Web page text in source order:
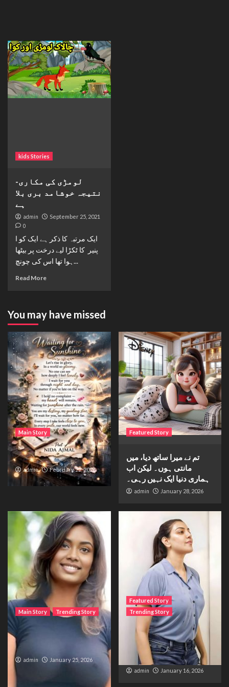
kids Stories
لومڑی کی مکاری-
نتیجہ خوشامد بری بلا
ہے
admin September 25, 2021
0
ایک مرتبہ کا ذکر ہے ایک کو ا
پنیر کا ٹکڑا لیے درخت پر بیٹھا
ہوا تھا اس کی چونچ...
Read More
You may have missed
Main Story
Waiting for sunshine
admin February 22, 2026
Featured Story
تم نے میرا ساتھ دیا، میں
مانتی ہوں۔ لیکن اب
ہماری دنیا ایک نہیں رہی۔
admin January 28, 2026
Main Story Trending Story
The Bride from the
Accident
admin January 25, 2026
Featured Story
Trending Story
The Silent Wait – A Life
Trapped Between
Distance and Duty
admin January 16, 2026